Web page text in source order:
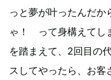
っと夢が叶ったんだか
ゃ！ って身構えてし
を踏まえて、2回目の
スしてやったら、お客